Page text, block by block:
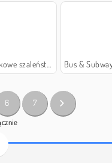
szaleństwo Bus & Subway
6 7